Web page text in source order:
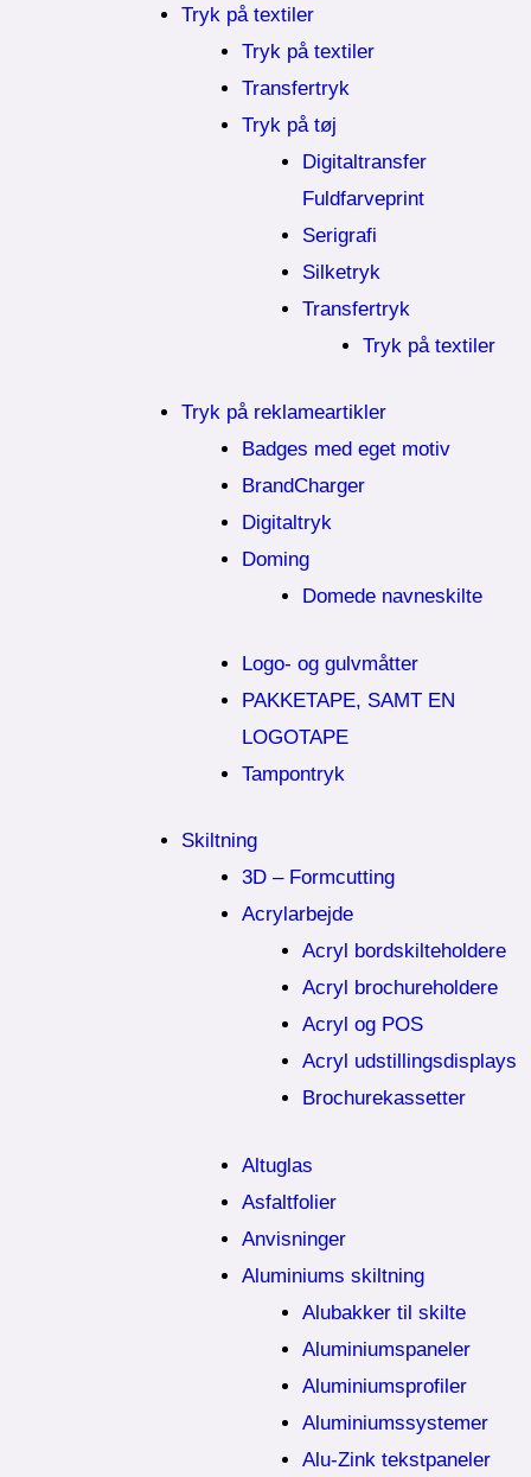
Tryk på textiler
Tryk på textiler
Transfertryk
Tryk på tøj
Digitaltransfer
Fuldfarveprint
Serigrafi
Silketryk
Transfertryk
Tryk på textiler
Tryk på reklameartikler
Badges med eget motiv
BrandCharger
Digitaltryk
Doming
Domede navneskilte
Logo- og gulvmåtter
PAKKETAPE, SAMT EN
LOGOTAPE
Tampontryk
Skiltning
3D – Formcutting
Acrylarbejde
Acryl bordskilteholdere
Acryl brochureholdere
Acryl og POS
Acryl udstillingsdisplays
Brochurekassetter
Altuglas
Asfaltfolier
Anvisninger
Aluminiums skiltning
Alubakker til skilte
Aluminiumspaneler
Aluminiumsprofiler
Aluminiumssystemer
Alu-Zink tekstpaneler